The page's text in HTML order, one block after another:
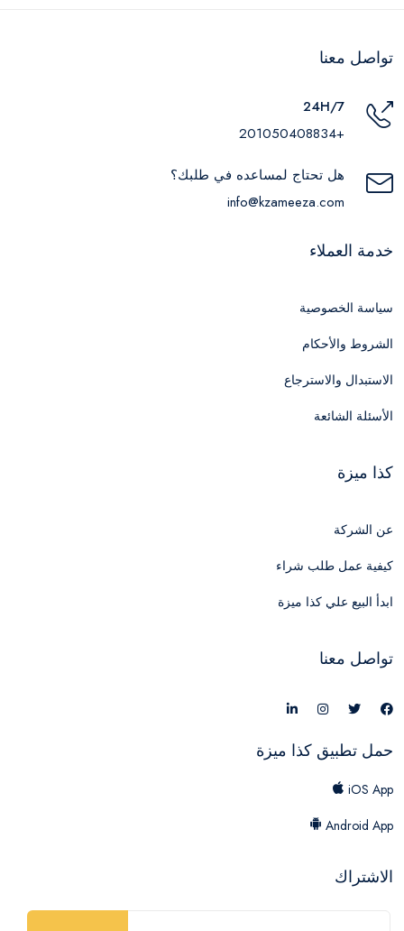
تواصل معنا
24H/7
+201050408834
هل تحتاج لمساعده في طلبك؟
info@kzameeza.com
خدمة العملاء
سياسة الخصوصية
الشروط والأحكام
الاستبدال والاسترجاع
الأسئلة الشائعة
كذا ميزة
عن الشركة
كيفية عمل طلب شراء
ابدأ البيع علي كذا ميزة
تواصل معنا
حمل تطبيق كذا ميزة
iOS App
Android App
الاشتراك